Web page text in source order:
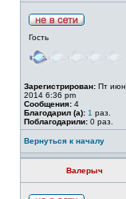
Гость
Зарегистрирован: Пт июн
2014 6:36 pm
Сообщения: 4
Благодарил (а): 1 раз.
Поблагодарили: 0 раз.
Вернуться к началу
Валерыч